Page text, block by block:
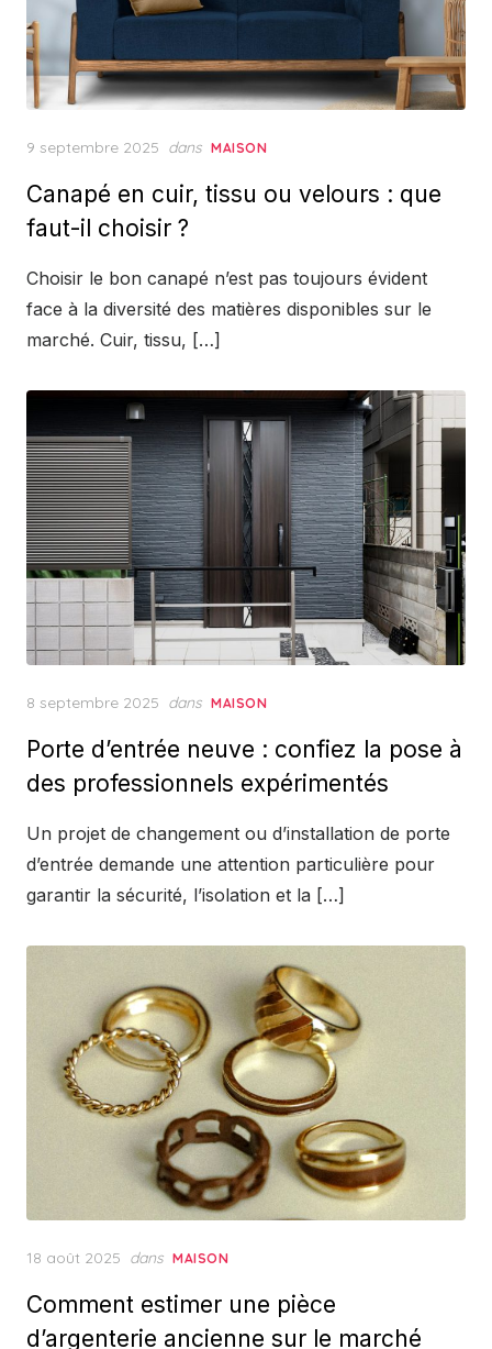
Posted
9 septembre 2025 dans MAISON
Canapé en cuir, tissu ou velours : que
faut-il choisir ?
Choisir le bon canapé n’est pas toujours évident
face à la diversité des matières disponibles sur le
marché. Cuir, tissu, […]
Posted
8 septembre 2025 dans MAISON
Porte d’entrée neuve : confiez la pose à
des professionnels expérimentés
Un projet de changement ou d’installation de porte
d’entrée demande une attention particulière pour
garantir la sécurité, l’isolation et la […]
Posted
18 août 2025 dans MAISON
Comment estimer une pièce
d’argenterie ancienne sur le marché